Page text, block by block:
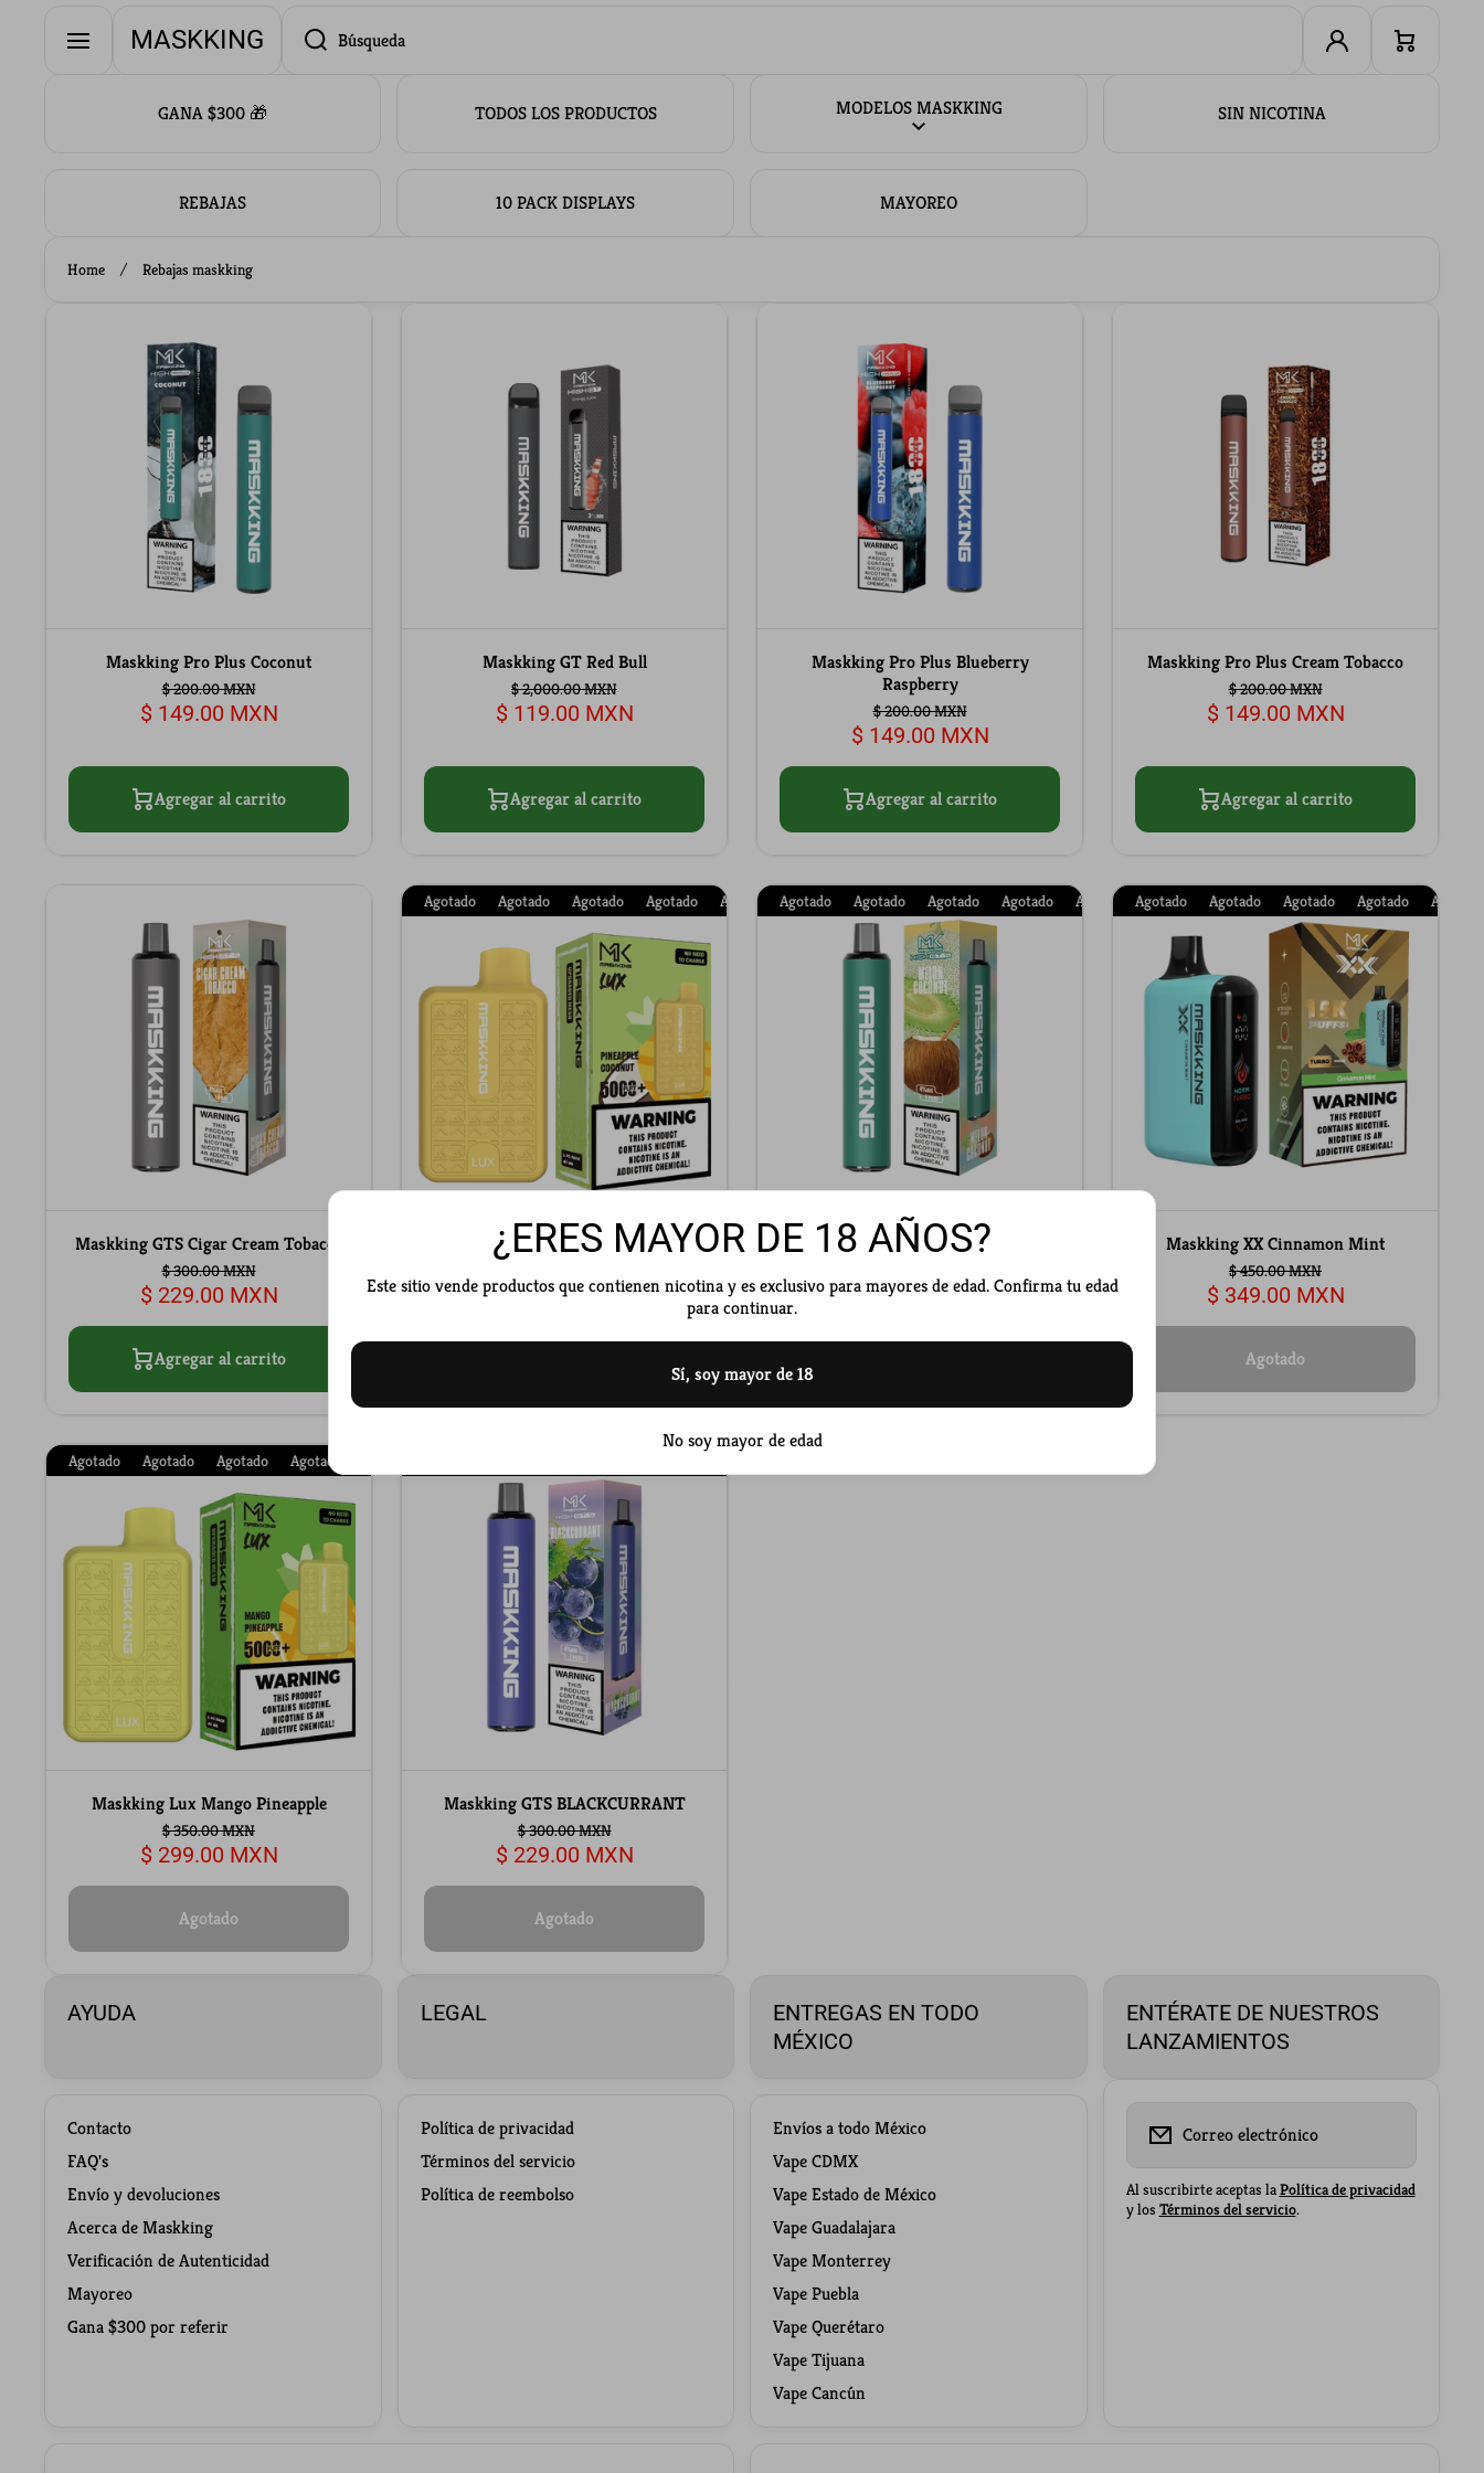
Ir directamente al contenido
MASKKING Búsqueda
sesión
Carrito
GANA $300 🎁 TODOS LOS PRODUCTOS MODELOS MASKKING SIN NICOTINA
REBAJAS 10 PACK DISPLAYS MAYOREO
Home Rebajas maskking
Maskking Pro Plus Coconut
$ 200.00 MXN
$ 149.00 MXN
Agregar al carrito
Maskking GT Red Bull
$ 2,000.00 MXN
$ 119.00 MXN
Agregar al carrito
Maskking Pro Plus Blueberry
Raspberry
$ 200.00 MXN
$ 149.00 MXN
Agregar al carrito
Maskking Pro Plus Cream Tobacco
$ 200.00 MXN
$ 149.00 MXN
Agregar al carrito
Maskking GTS Cigar Cream Tobacco
$ 300.00 MXN
$ 229.00 MXN
Agregar al carrito
Agotado Agotado Agotado Agotado Agotado Agotado
Maskking Lux Pineapple Coconut
$ 299.00 MXN
Agotado Agotado Agotado Agotado Agotado Agotado
Maskking High GTS Melon Coconut
$ 239.00 MXN
Agotado Agotado Agotado Agotado Agotado
Maskking XX Cinnamon Mint
$ 450.00 MXN
$ 349.00 MXN
Agotado
Agotado Agotado Agotado Agotado
Maskking Lux Mango Pineapple
$ 350.00 MXN
$ 299.00 MXN
Agotado
Maskking GTS BLACKCURRANT
$ 300.00 MXN
$ 229.00 MXN
Agotado
AYUDA
Contacto
FAQ's
Envío y devoluciones
Acerca de Maskking
Verificación de Autenticidad
Mayoreo
Gana $300 por referir
LEGAL
Política de privacidad
Términos del servicio
Política de reembolso
ENTREGAS EN TODO
MÉXICO
Envíos a todo México
Vape CDMX
Vape Estado de México
Vape Guadalajara
Vape Monterrey
Vape Puebla
Vape Querétaro
Vape Tijuana
Vape Cancún
ENTÉRATE DE NUESTROS
LANZAMIENTOS
Correo electrónico
Al suscribirte aceptas laPolítica de privacidad
y los Términos del servicio.
¿ERES MAYOR DE 18 AÑOS?
Este sitio vende productos que contienen nicotina y es exclusivo para mayores de edad. Confirma tu edad
para continuar.
Sí, soy mayor de 18
No soy mayor de edad